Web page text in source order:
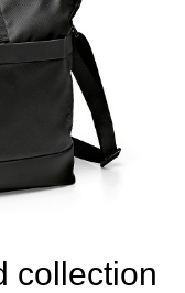
collection